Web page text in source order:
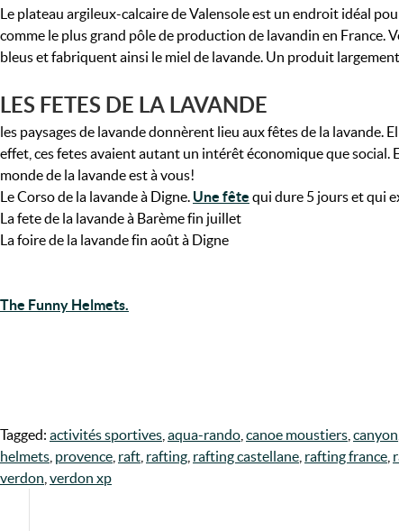
Le plateau argileux-calcaire de Valensole est un endroit idéal
comme le plus grand pôle de production de lavandin en France.
bleus et fabriquent ainsi le miel de lavande. Un produit
LES FETES DE LA LAVANDE
les paysages de lavande donnèrent lieu aux fêtes de la lavande.
effet, ces fetes avaient autant un intérêt économique que social.
monde de la lavande est à vous!
Le Corso de la lavande à Digne. Une fête qui dure 5 jours et qui
La fete de la lavande à Barème fin juillet
La foire de la lavande fin août à Digne
The Funny Helmets.
Tagged: activités sportives aqua-rando canoe moustiers canyon
helmets provence raft rafting rafting castellane rafting france
verdon verdon xp